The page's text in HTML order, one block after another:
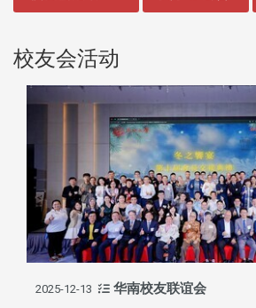
校友会活动
2025-12-13 华南校友联谊会